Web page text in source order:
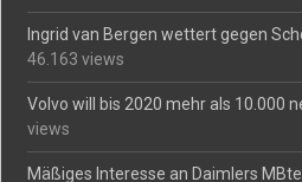
Ingrid van Bergen wettert gegen
46.163 views
Volvo will bis 2020 mehr als 10.000
views
Mäßiges Interesse an Daimlers